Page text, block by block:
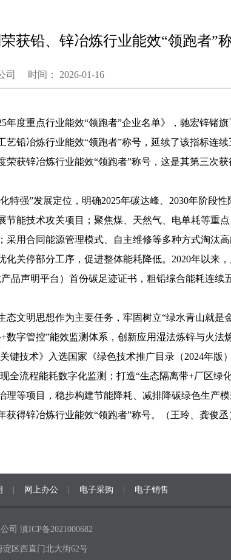
获铅、锌冶炼行业能效“领跑者”
司 时间： 2026-01-16
度重点行业能效“领跑者”企业名单》，驰宏锌锗旗
铅冶炼行业能效“领跑者”称号，延续了该指标连续
获锌冶炼行业能效“领跑者”称号，这是其第三次
强”发展定位，明确2025年碳达峰、2030年阶段性
能技术攻关项目；聚焦煤、天然气、电单耗等重
用合同能源管理模式、自主维修等多种方式淘汰
关停部分工序，促进整体能耗降低。2020年以来
品声明平台）首份碳足迹证书，粗铅综合能耗连续
文明思想作为主要任务，牢固树立“绿水青山就是
字管控”能效监测体系，创新应用湿法炼锌与火法
键技术》入选国家《绿色技术推广目录（2024年版
全流程能耗数字化监测；打造“生态隔离带+厂区绿
等项目，稳步构建节能降耗、减排降碳绿色生产
得锌冶炼行业能效“领跑者”称号。（王玲、龚俊丞
网上办公 电子采购 电子销售
司 滇ICP备2021000682
区西直门北大街62号